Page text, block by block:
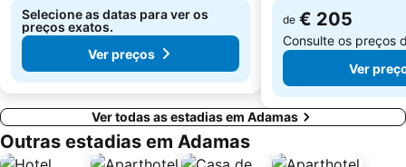
Selecione as datas para ver os
preços exatos.
Ver preços
de € 205
Consulte os preços
Ver
Ver todas as estadias em Adamas
Outras estadias em Adamas